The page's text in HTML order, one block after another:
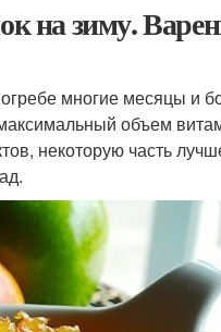
на зиму.
многие месяцы и
объем
некоторую часть